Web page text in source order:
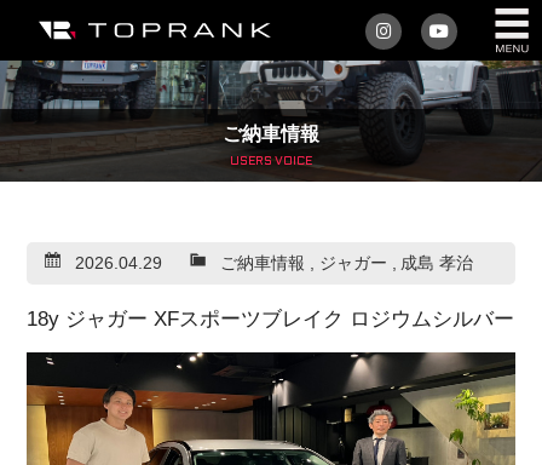
私たちについて
車を買う
アフターサービス
車を売る
店舗/スタッフ情報
インフォメーション
ご納車情報
USERS VOICE
2026.04.29 ご納車情報 , ジャガー , 成島 孝治
18y ジャガー XFスポーツブレイク ロジウムシルバー